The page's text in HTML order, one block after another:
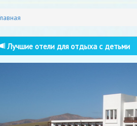
Лучшие отели для отдыха с детьми